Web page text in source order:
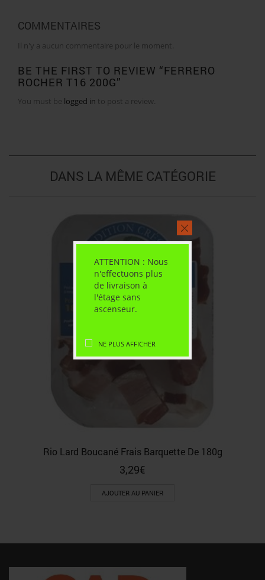
ATTENTION : Nous
n'effectuons plus
de livraison à
l'étage sans
ascenseur.
NE PLUS AFFICHER
COMMENTAIRES
Il n'y a aucun commentaire pour le moment.
BE THE FIRST TO REVIEW “FERRERO
ROCHER T16 200G”
You must be logged in to post a review.
DANS LA MÊME CATÉGORIE
Rio Lard Boucané Frais Barquette De 180g
3,29€
AJOUTER AU PANIER